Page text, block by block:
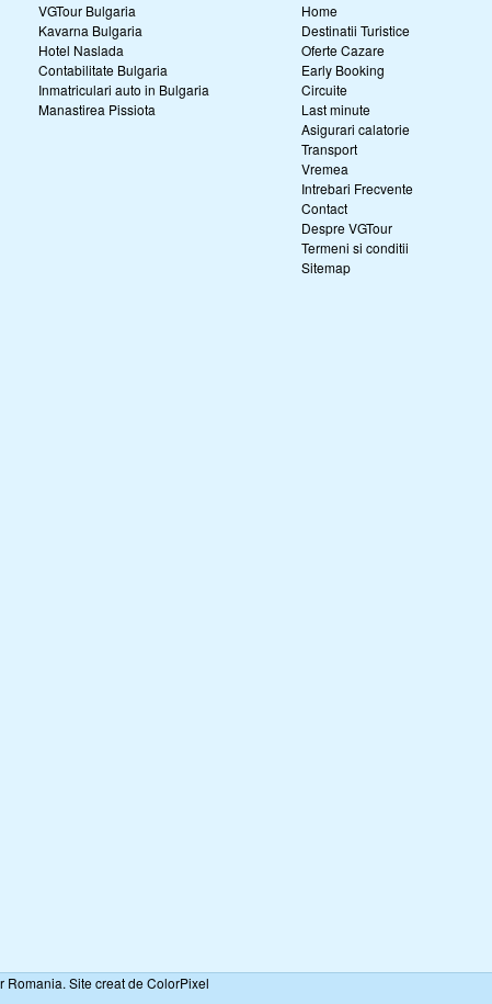
VGTour Bulgaria
Kavarna Bulgaria
Hotel Naslada
Contabilitate Bulgaria
Inmatriculari auto in Bulgaria
Manastirea Pissiota
Home
Destinatii Turistice
Oferte Cazare
Early Booking
Circuite
Last minute
Asigurari calatorie
Transport
Vremea
Intrebari Frecvente
Contact
Despre VGTour
Termeni si conditii
Sitemap
Romania. Site creat de ColorPixel